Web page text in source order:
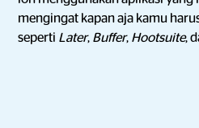
mengingat kapan aja kamu
seperti Later, Buffer, Hootsuite,